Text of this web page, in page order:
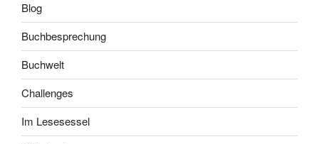
Blog
Buchbesprechung
Buchwelt
Challenges
Im Lesesessel